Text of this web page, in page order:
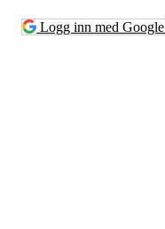
Logg inn med Google